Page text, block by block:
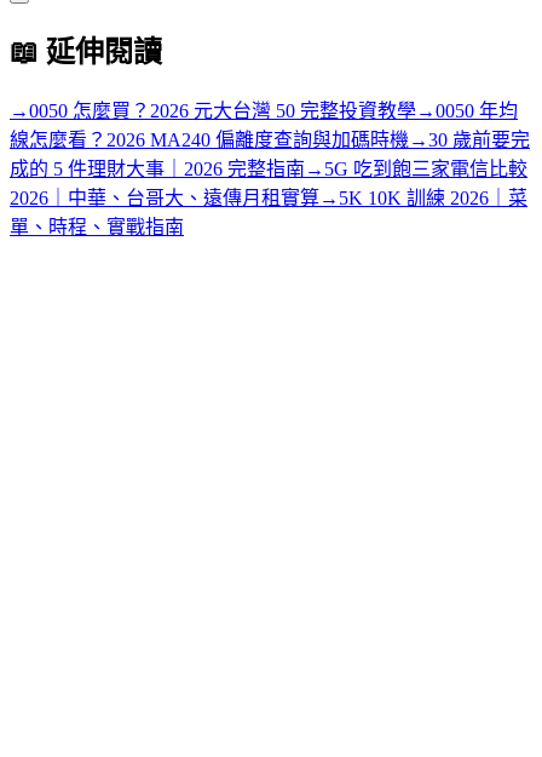
📖 延伸閱讀
→0050 怎麼買？2026 元大台灣 50 完整投資教學→0050 年均
線怎麼看？2026 MA240 偏離度查詢與加碼時機 →30 歲前要完
成的 5 件理財大事｜2026 完整指南 → 5G 吃到飽三家電信比較
2026｜中華、台哥大、遠傳月租實算→ 5K 10K 訓練 2026｜菜
單、時程、實戰指南